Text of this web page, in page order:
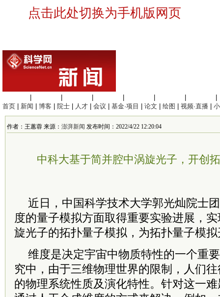
点击此处切换为手机版网页
首页
新闻 博客 院士 人才 会议 基金·项目 论文 绘图 视频·直播
作者：王蕙蓉 来源： 澎湃新闻 发布时间：2022/4/22 12:20:04
中科大基于简并腔中涡旋光子，开创
近日，中国科学技术大学郭光灿院士
度的量子模拟方面取得重要实验进展，
旋光子的拓扑量子模拟，为拓扑量子模
维度是决定宇宙中物质特性的一个重
究中，由于三维物理世界的限制，人们
的物理系统性质及演化特性。针对这一